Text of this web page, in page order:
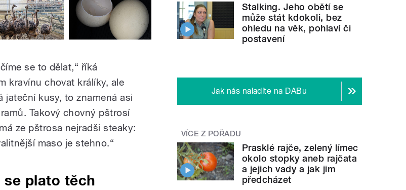
se to dělat,“ říká
kravínu chovat králíky, ale
jateční kusy, to znamená asi
Takový chovný pštrosí
ze pštrosa nejradši steaky:
maso je stehno.“
plato těch
Stalking. Jeho obětí se
může stát kdokoli, bez
ohledu na věk, pohlaví či
postavení
Jak nás naladíte na DABu
VÍCE Z POŘADU
Prasklé rajče, zelený límec
okolo stopky aneb rajčata
a jejich vady a jak jim
předcházet